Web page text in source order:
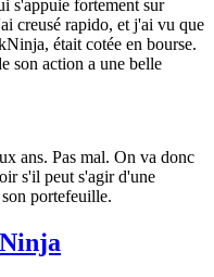
s'appuie fortement sur
creusé rapido, et j'ai vu que
était cotée en bourse.
son action a une belle
ans. Pas mal. On va donc
s'il peut s'agir d'une
son portefeuille.